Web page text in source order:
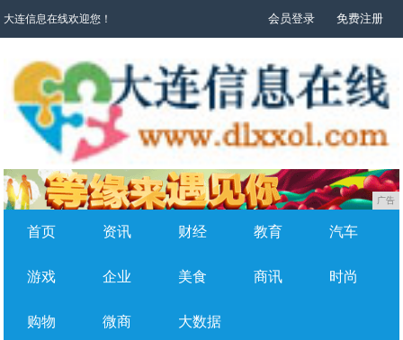
大连信息在线欢迎您！ 会员登录 免费注册
广告
首页 资讯 财经 教育 汽车
游戏 企业 美食 商讯 时尚
购物 微商 大数据